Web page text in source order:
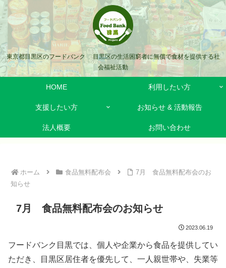
東京都目黒区のフードバンク 目黒区の生活困窮者に無償で食材を提供する社
会福祉活動
HOME 利用したい方
支援したい方 お知らせ & 活動報告
法人概要 お問い合わせ
ホーム 食品無料配布会
7月 食品無料配布会のお
知らせ
7月 食品無料配布会のお知らせ
2023.06.19
フードバンク目黒では、個人や企業から食品を提供してい
ただき、目黒区居住者を優先して、一人親世帯や、失業等